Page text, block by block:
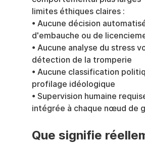
limites éthiques claires :
• Aucune décision
d'embauche ou de
• Aucune analyse du stress
détection de la tromperie
• Aucune classification
profilage idéologique
• Supervision humaine
intégrée à chaque nœud de
Que signifie